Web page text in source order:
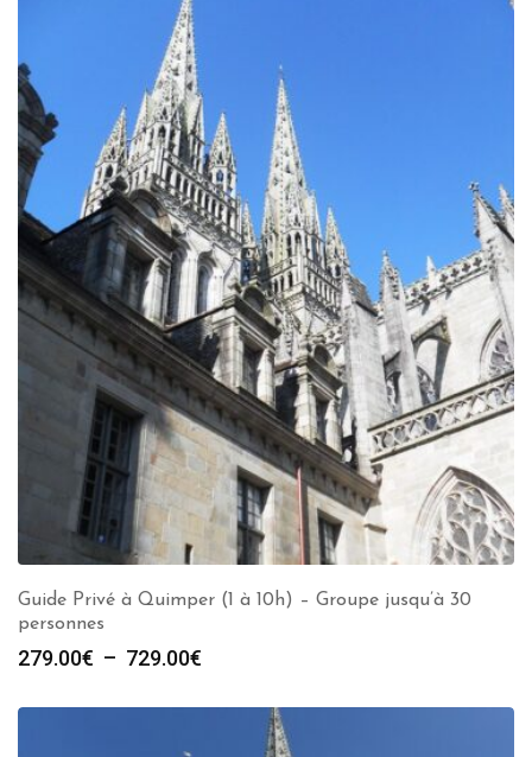
Guide Privé à Quimper (1 à 10h) – Groupe jusqu’à 30
personnes
279.00€ – 729.00€
prix :
279.00€